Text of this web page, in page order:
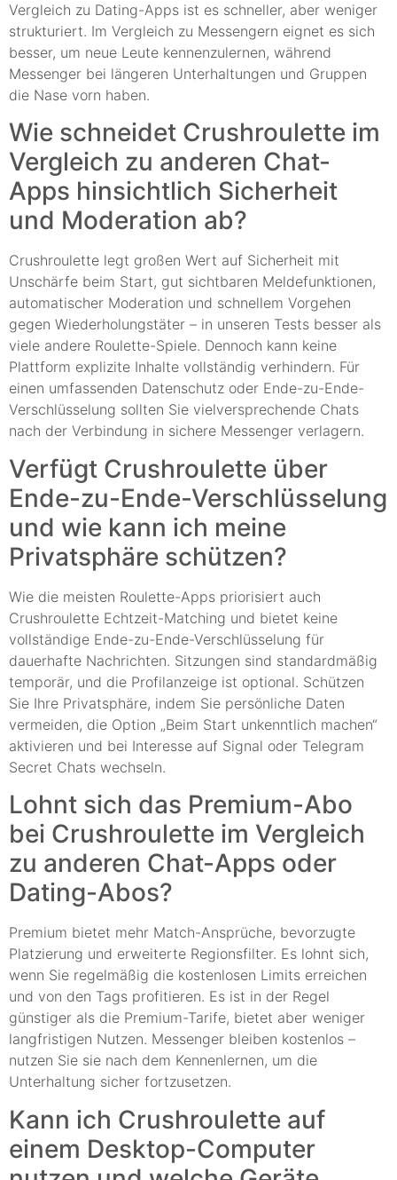
Vergleich zu Dating-Apps ist es schneller, aber weniger
strukturiert. Im Vergleich zu Messengern eignet es sich
besser, um neue Leute kennenzulernen, während
Messenger bei längeren Unterhaltungen und Gruppen
die Nase vorn haben.
Wie schneidet Crushroulette im
Vergleich zu anderen Chat-
Apps hinsichtlich Sicherheit
und Moderation ab?
Crushroulette legt großen Wert auf Sicherheit mit
Unschärfe beim Start, gut sichtbaren Meldefunktionen,
automatischer Moderation und schnellem Vorgehen
gegen Wiederholungstäter – in unseren Tests besser als
viele andere Roulette-Spiele. Dennoch kann keine
Plattform explizite Inhalte vollständig verhindern. Für
einen umfassenden Datenschutz oder Ende-zu-Ende-
Verschlüsselung sollten Sie vielversprechende Chats
nach der Verbindung in sichere Messenger verlagern.
Verfügt Crushroulette über
Ende-zu-Ende-Verschlüsselung
und wie kann ich meine
Privatsphäre schützen?
Wie die meisten Roulette-Apps priorisiert auch
Crushroulette Echtzeit-Matching und bietet keine
vollständige Ende-zu-Ende-Verschlüsselung für
dauerhafte Nachrichten. Sitzungen sind standardmäßig
temporär, und die Profilanzeige ist optional. Schützen
Sie Ihre Privatsphäre, indem Sie persönliche Daten
vermeiden, die Option „Beim Start unkenntlich machen“
aktivieren und bei Interesse auf Signal oder Telegram
Secret Chats wechseln.
Lohnt sich das Premium-Abo
bei Crushroulette im Vergleich
zu anderen Chat-Apps oder
Dating-Abos?
Premium bietet mehr Match-Ansprüche, bevorzugte
Platzierung und erweiterte Regionsfilter. Es lohnt sich,
wenn Sie regelmäßig die kostenlosen Limits erreichen
und von den Tags profitieren. Es ist in der Regel
günstiger als die Premium-Tarife, bietet aber weniger
langfristigen Nutzen. Messenger bleiben kostenlos –
nutzen Sie sie nach dem Kennenlernen, um die
Unterhaltung sicher fortzusetzen.
Kann ich Crushroulette auf
einem Desktop-Computer